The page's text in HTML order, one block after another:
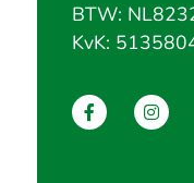
BTW:
KvK: